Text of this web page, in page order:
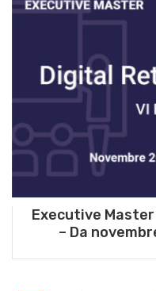
Executive
– Da